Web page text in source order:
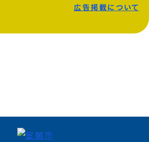
広告掲載について